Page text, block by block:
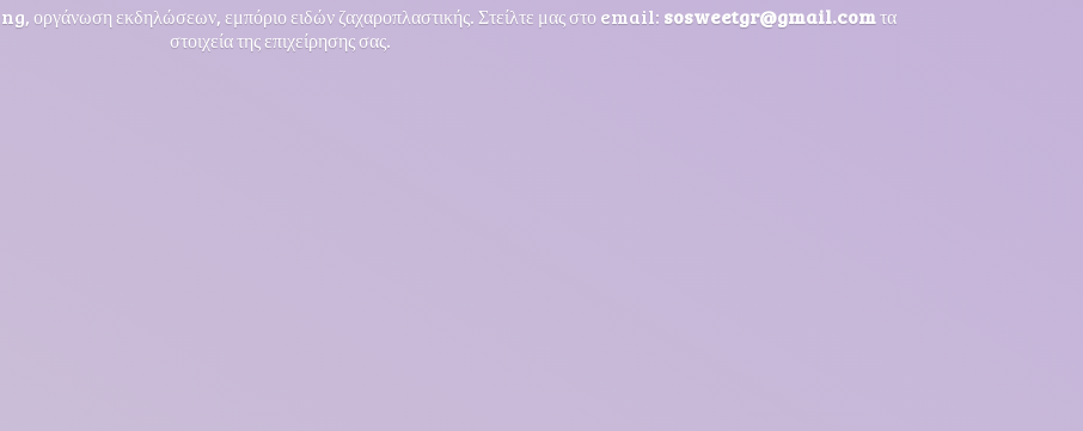
οργάνωση εκδηλώσεων, εμπόριο ειδών ζαχαροπλαστικής. Στείλτε μας στο email: sosweetgr@gmail.comτα
στοιχεία της επιχείρησης σας.